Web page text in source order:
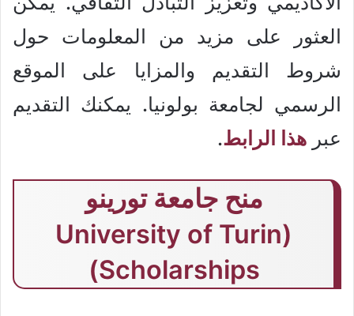
العثور على مزيد من المعلومات حول
شروط التقديم والمزايا على الموقع
الرسمي لجامعة بولونيا. يمكنك التقديم
عبر هذا الرابط.
منح جامعة تورينو
(University of Turin
Scholarships)